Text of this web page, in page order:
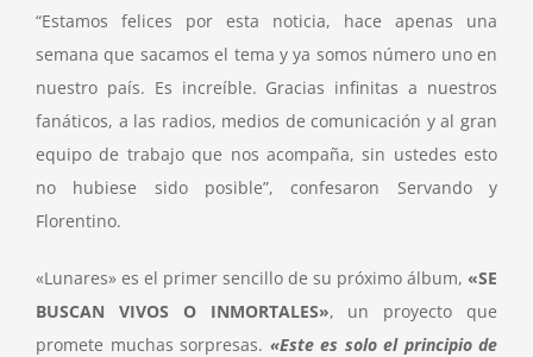
“Estamos felices por esta noticia, hace apenas una
semana que sacamos el tema y ya somos número uno en
nuestro país. Es increíble. Gracias infinitas a nuestros
fanáticos, a las radios, medios de comunicación y al gran
equipo de trabajo que nos acompaña, sin ustedes esto
no hubiese sido posible”, confesaron Servando y
Florentino.
«Lunares» es el primer sencillo de su próximo álbum, «SE
BUSCAN VIVOS O INMORTALES», un proyecto que
promete muchas sorpresas. «Este es solo el principio de